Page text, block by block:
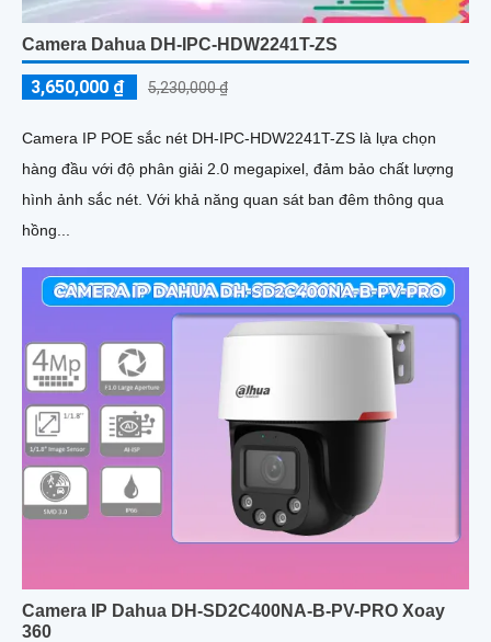
Camera Dahua DH-IPC-HDW2241T-ZS
3,650,000 ₫ 5,230,000 ₫
Camera IP POE sắc nét DH-IPC-HDW2241T-ZS là lựa chọn
hàng đầu với độ phân giải 2.0 megapixel, đảm bảo chất lượng
hình ảnh sắc nét. Với khả năng quan sát ban đêm thông qua
hồng...
Camera IP Dahua DH-SD2C400NA-B-PV-PRO Xoay
360